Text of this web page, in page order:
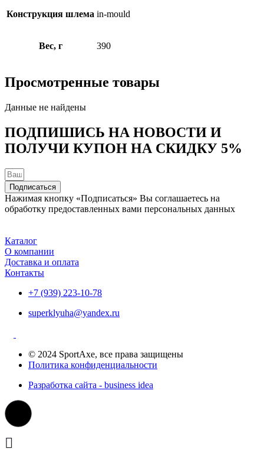
Конструкция шлема in-mould
Вес, г 390
Просмотренные товары
Данные не найдены
ПОДПИШИСЬ НА НОВОСТИ И
ПОЛУЧИ КУПОН НА СКИДКУ 5%
Подписаться
Нажимая кнопку «Подписаться» Вы соглашаетесь на
обработку предоставленных вами персональных данных
Каталог
О компании
Доставка и оплата
Контакты
+7 (939) 223-10-78
superklyuha@yandex.ru
© 2024 SportAxe, все права защищены
Политика конфиденциальности
Разработка сайта - business idea